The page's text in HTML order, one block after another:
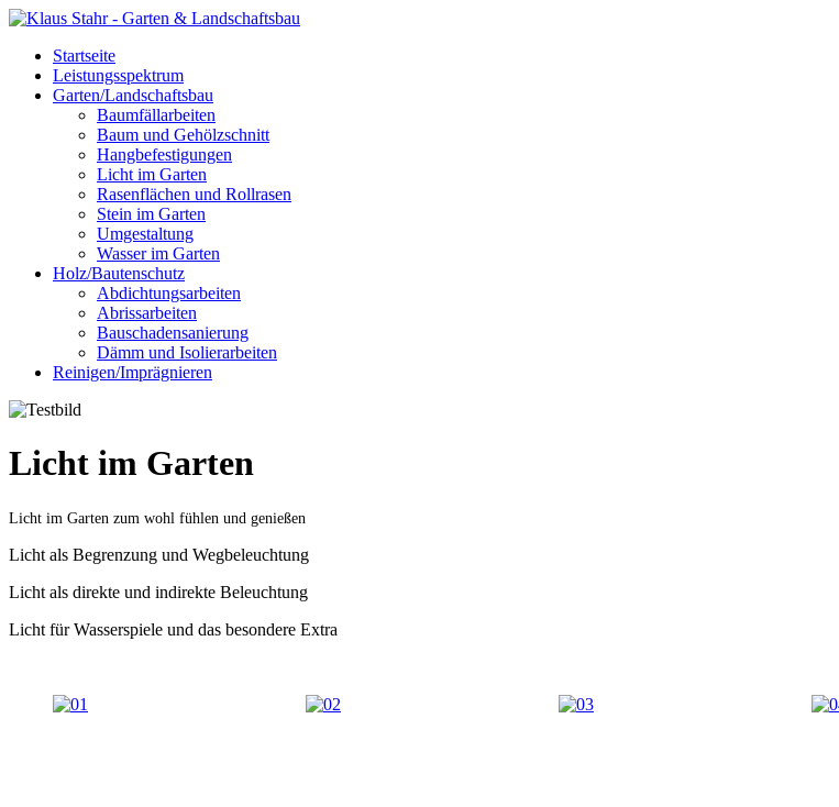
Startseite
Leistungsspektrum
Garten/Landschaftsbau
Baumfällarbeiten
Baum und Gehölzschnitt
Hangbefestigungen
Licht im Garten
Rasenflächen und Rollrasen
Stein im Garten
Umgestaltung
Wasser im Garten
Holz/Bautenschutz
Abdichtungsarbeiten
Abrissarbeiten
Bauschadensanierung
Dämm und Isolierarbeiten
Reinigen/Imprägnieren
Licht im Garten
Licht im Garten zum wohl fühlen und genießen
Licht als Begrenzung und Wegbeleuchtung
Licht als direkte und indirekte Beleuchtung
Licht für Wasserspiele und das besondere Extra